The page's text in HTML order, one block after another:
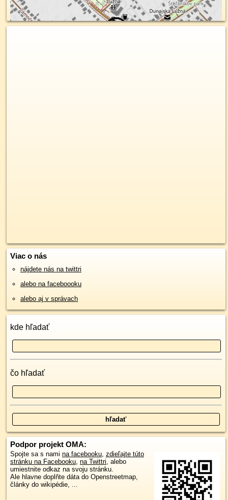
Viac o nás
nájdete nás na twittri
alebo na faceboooku
alebo aj v správach
kde hľadať
čo hľadať
Podpor projekt OMA:
Spojte sa s nami na facebooku, zdieľajte túto
stránku na Facebooku, na Twittri, alebo
umiestnite odkaz na svoju stránku.
Ale hlavne doplňte dáta do Openstreetmap,
články do wikipédie, ...